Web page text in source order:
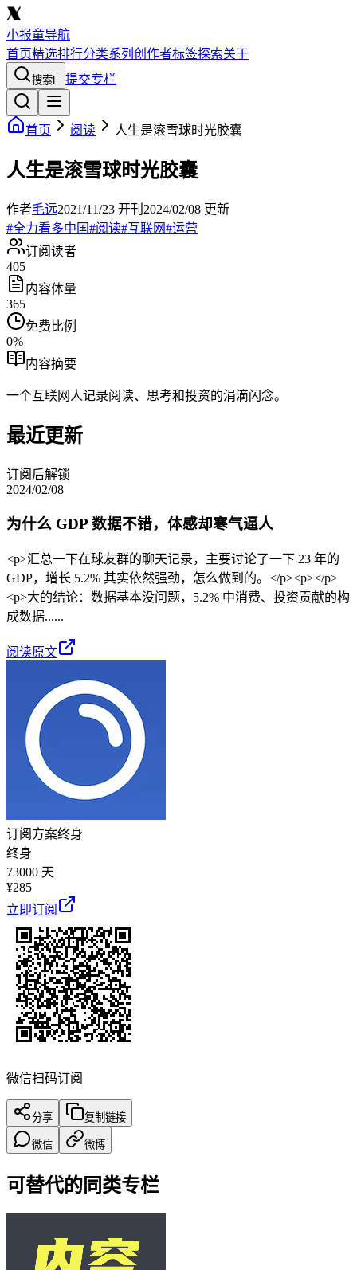
小报童导航
首页精选排行分类系列 创作者标签探索关于
搜索F 提交专栏
首页 阅读 人生是滚雪球时光胶囊
人生是滚雪球时光胶囊
作者毛远2021/11/23 开刊 2024/02/08 更新
#全力看多中国#阅读#互联网#运营
订阅读者
405
内容体量
365
免费比例
0%
内容摘要
一个互联网人记录阅读、思考和投资的涓滴闪念。
最近更新
订阅后解锁
2024/02/08
为什么 GDP 数据不错，体感却寒气逼人
<p>汇总一下在球友群的聊天记录，主要讨论了一下 23 年的
GDP，增长 5.2% 其实依然强劲，怎么做到的。</p><p></p>
<p>大的结论：数据基本没问题，5.2% 中消费、投资贡献的构
成数据......
阅读原文
订阅方案终身
终身
73000 天
¥285
立即订阅
微信扫码订阅
分享 复制链接
微信 微博
可替代的同类专栏